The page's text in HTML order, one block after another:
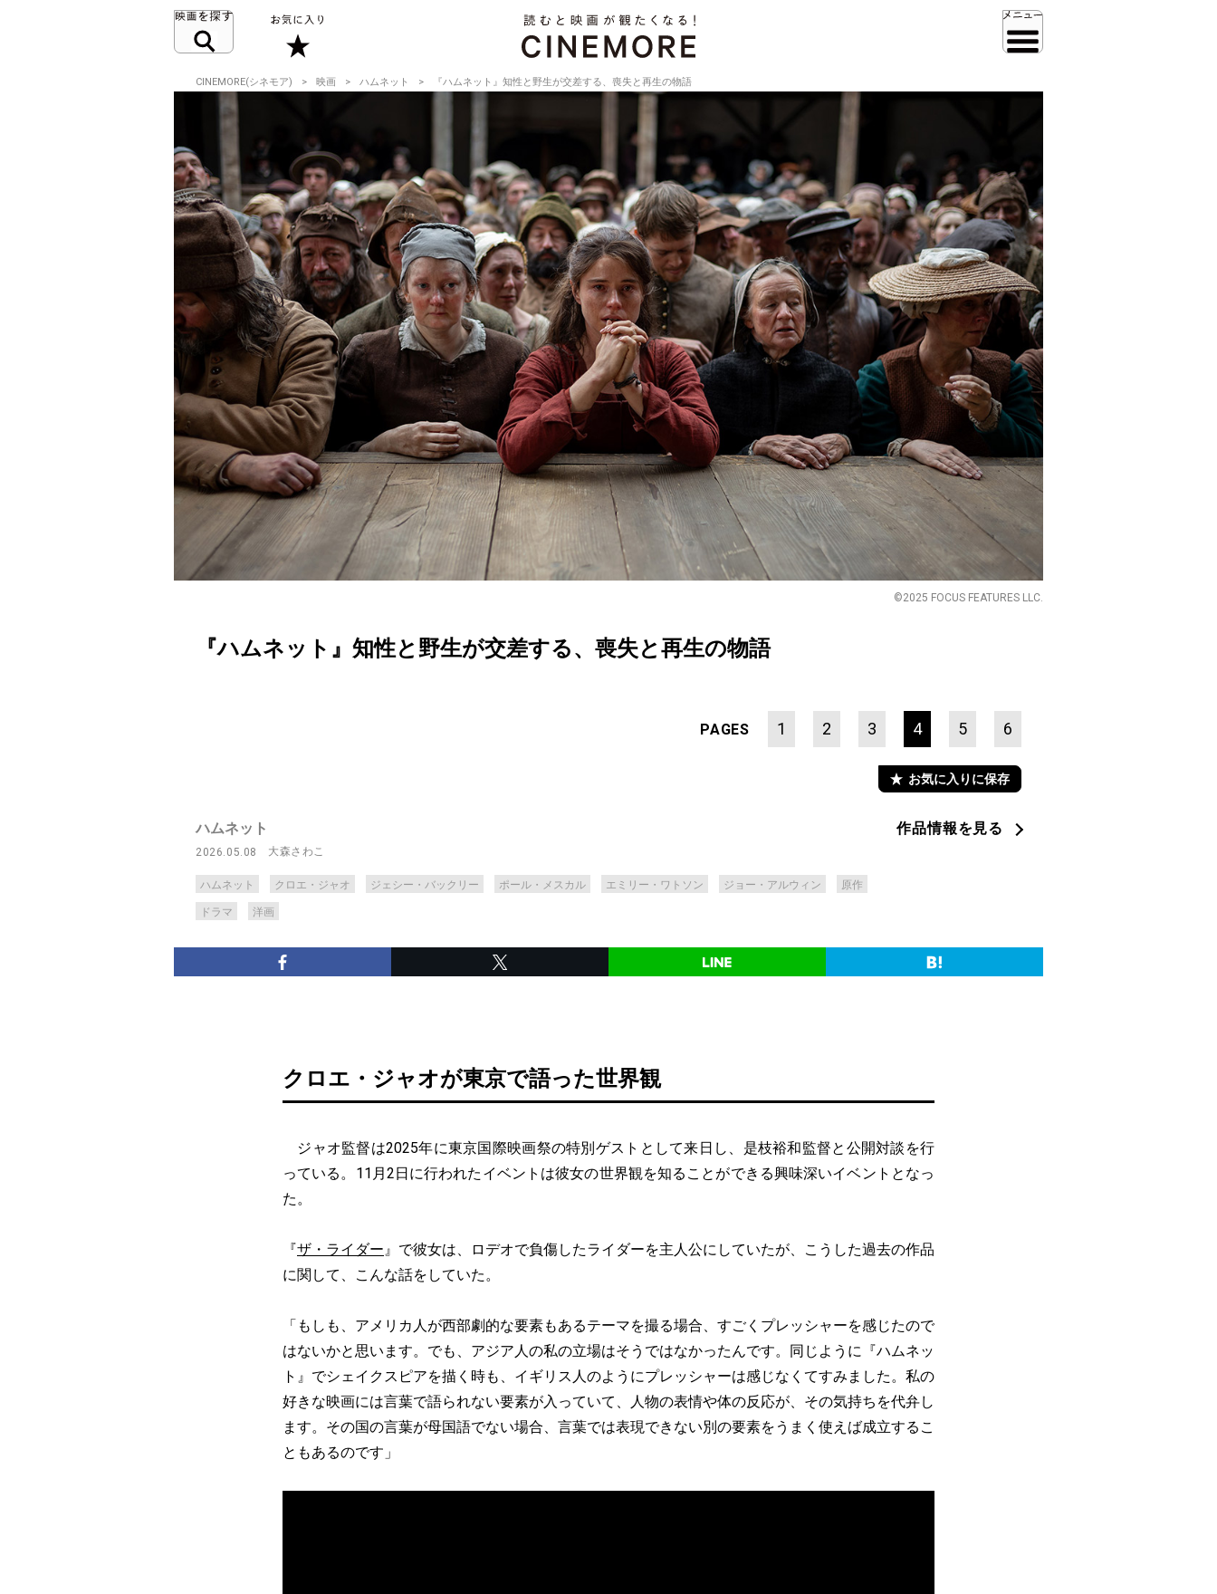
CINEMORE(シネモア) 映画 ハムネット 『ハムネット』知性と野生が交差する、喪失と再生の物語
©2025 FOCUS FEATURES LLC.
『ハムネット』知性と野生が交差する、喪失と再生の物語
PAGES 1 2 3 4 5 6
お気に入りに保存
ハムネット
2026.05.08 大森さわこ
ハムネット クロエ・ジャオ ジェシー・バックリー ポール・メスカル エミリー・ワトソン ジョー・アルウィン 原作
ドラマ 洋画
作品情報を見る
クロエ・ジャオが東京で語った世界観
ジャオ監督は2025年に東京国際映画祭の特別ゲストとして来日し、是枝裕和監督と公開対談を行
っている。11月2日に行われたイベントは彼女の世界観を知ることができる興味深いイベントとなっ
た。
『ザ・ライダー』で彼女は、ロデオで負傷したライダーを主人公にしていたが、こうした過去の作品
に関して、こんな話をしていた。
「もしも、アメリカ人が西部劇的な要素もあるテーマを撮る場合、すごくプレッシャーを感じたので
はないかと思います。でも、アジア人の私の立場はそうではなかったんです。同じように『ハムネッ
ト』でシェイクスピアを描く時も、イギリス人のようにプレッシャーは感じなくてすみました。私の
好きな映画には言葉で語られない要素が入っていて、人物の表情や体の反応が、その気持ちを代弁し
ます。その国の言葉が母国語でない場合、言葉では表現できない別の要素をうまく使えば成立するこ
ともあるのです」